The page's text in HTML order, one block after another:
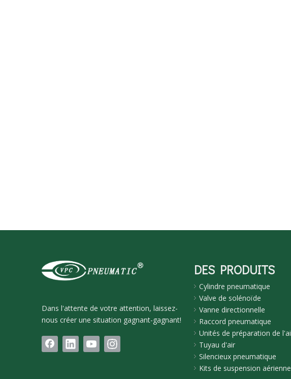
Dans l'attente de votre attention, laissez-
nous créer une situation gagnant-gagnant!
DES PRODUITS
Cylindre pneumatique
Valve de solénoïde
Vanne directionnelle
Raccord pneumatique
Unités de préparation de
Tuyau d'air
Silencieux pneumatique
Kits de suspension aérienne